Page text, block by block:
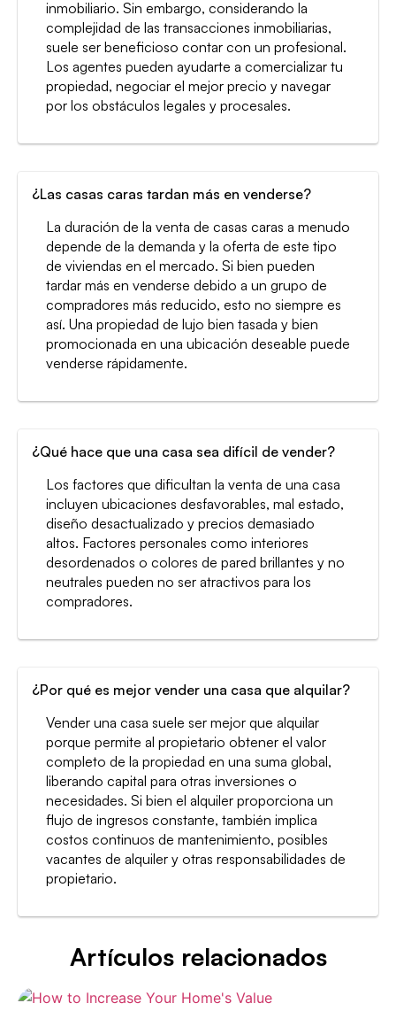
inmobiliario. Sin embargo, considerando la
complejidad de las transacciones inmobiliarias,
suele ser beneficioso contar con un profesional.
Los agentes pueden ayudarte a comercializar tu
propiedad, negociar el mejor precio y navegar
por los obstáculos legales y procesales.
¿Las casas caras tardan más en venderse?
La duración de la venta de casas caras a menudo
depende de la demanda y la oferta de este tipo
de viviendas en el mercado. Si bien pueden
tardar más en venderse debido a un grupo de
compradores más reducido, esto no siempre es
así. Una propiedad de lujo bien tasada y bien
promocionada en una ubicación deseable puede
venderse rápidamente.
¿Qué hace que una casa sea difícil de vender?
Los factores que dificultan la venta de una casa
incluyen ubicaciones desfavorables, mal estado,
diseño desactualizado y precios demasiado
altos. Factores personales como interiores
desordenados o colores de pared brillantes y no
neutrales pueden no ser atractivos para los
compradores.
¿Por qué es mejor vender una casa que alquilar?
Vender una casa suele ser mejor que alquilar
porque permite al propietario obtener el valor
completo de la propiedad en una suma global,
liberando capital para otras inversiones o
necesidades. Si bien el alquiler proporciona un
flujo de ingresos constante, también implica
costos continuos de mantenimiento, posibles
vacantes de alquiler y otras responsabilidades de
propietario.
Artículos relacionados